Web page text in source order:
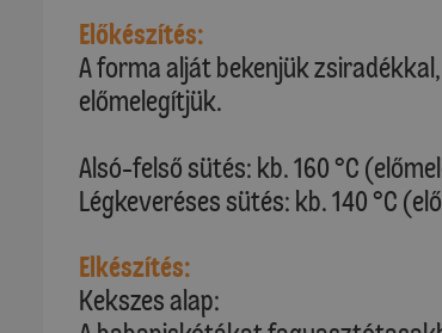
Előkészítés:
A forma alját bekenjük
előmelegítjük.
Alsó-felső sütés: kb. 160 °C
Légkeveréses sütés: kb. 140 °C
Elkészítés:
Kekszes alap: